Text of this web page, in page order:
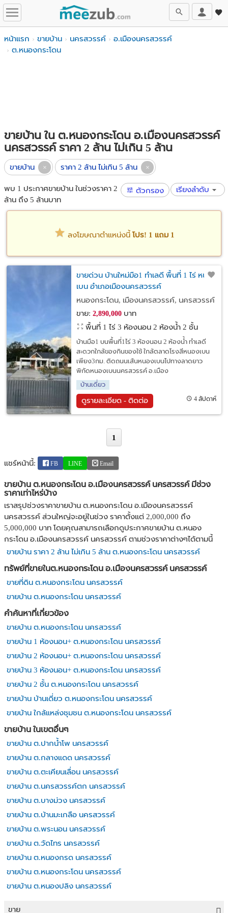
หน้าแรก ขายบ้าน นครสวรรค์
อ.เมืองนครสวรรค์
ต.หนองกระโดน
ขายบ้าน ใน ต.หนองกระโดน อ.เมืองนครสวรรค์
นครสวรรค์ ราคา 2 ล้าน ไม่เกิน 5 ล้าน
ขายบ้าน ราคา 2 ล้าน ไม่เกิน 5 ล้าน
พบ 1 ประกาศขายบ้าน ในช่วงราคา 2
ล้าน ถึง 5 ล้านบาท
ตัวกรอง เรียงลำดับ
ลงโฆษณาตำแหน่งนี้ โปร! 1 แถม 1
ขายด่วน บ้านใหม่มือ1 ทำเลดี พื้นที่ 1 ไร่ หนอง
เบน อำเภอเมืองนครสวรรค์
หนองกระโดน, เมืองนครสวรรค์, นครสวรรค์
ขาย: 2,890,000บาท
พื้นที่ 1 ไร่ 3 ห้องนอน 2 ห้องน้ำ 2 ชั้น
บ้านมือ1 บนพื้นที่1ไร่ 3 ห้องนอน 2 ห้องน้ำ ทำเลดี
สะดวกใกล้ของกินของใช้ ใกล้ตลาดโรงสีหนองเบน
เพียง3กม. ติดถนนเส้นหนองเบนไปทางลาดยาว
พิกัดหนองเบนนครสวรรค์ อ.เมือง
บ้านเดี่ยว
ดูรายละเอียด - ติดต่อ 4 สัปดาห์
1
แชร์หน้านี้: FB LINE Email
ขายบ้าน ต.หนองกระโดน อ.เมืองนครสวรรค์ นครสวรรค์ มีช่วง
ราคาเท่าไหร่บ้าง
เราสรุปช่วงราคาขายบ้าน ต.หนองกระโดน อ.เมืองนครสวรรค์
นครสวรรค์ ส่วนใหญ่จะอยู่ในช่วง ราคาตั้งแต่ 2,000,000 ถึง
5,000,000 บาท โดยคุณสามารถเลือกดูประกาศขายบ้าน ต.หนอง
กระโดน อ.เมืองนครสวรรค์ นครสวรรค์ ตามช่วงราคาต่างๆได้ตามนี้
ขายบ้าน ราคา 2 ล้าน ไม่เกิน 5 ล้าน ต.หนองกระโดน นครสวรรค์
ทรัพย์ที่ขายในต.หนองกระโดน อ.เมืองนครสวรรค์ นครสวรรค์
ขายที่ดิน ต.หนองกระโดน นครสวรรค์
ขายบ้าน ต.หนองกระโดน นครสวรรค์
คำค้นหาที่เกี่ยวข้อง
ขายบ้าน ต.หนองกระโดน นครสวรรค์
ขายบ้าน 1 ห้องนอน+ ต.หนองกระโดน นครสวรรค์
ขายบ้าน 2 ห้องนอน+ ต.หนองกระโดน นครสวรรค์
ขายบ้าน 3 ห้องนอน+ ต.หนองกระโดน นครสวรรค์
ขายบ้าน 2 ชั้น ต.หนองกระโดน นครสวรรค์
ขายบ้าน บ้านเดี่ยว ต.หนองกระโดน นครสวรรค์
ขายบ้าน ใกล้แหล่งชุมชน ต.หนองกระโดน นครสวรรค์
ขายบ้าน ในเขตอื่นๆ
ขายบ้าน ต.ปากน้ำโพ นครสวรรค์
ขายบ้าน ต.กลางแดด นครสวรรค์
ขายบ้าน ต.ตะเคียนเลื่อน นครสวรรค์
ขายบ้าน ต.นครสวรรค์ตก นครสวรรค์
ขายบ้าน ต.บางม่วง นครสวรรค์
ขายบ้าน ต.บ้านมะเกลือ นครสวรรค์
ขายบ้าน ต.พระนอน นครสวรรค์
ขายบ้าน ต.วัดไทร นครสวรรค์
ขายบ้าน ต.หนองกรด นครสวรรค์
ขายบ้าน ต.หนองกระโดน นครสวรรค์
ขายบ้าน ต.หนองปลิง นครสวรรค์
ขาย